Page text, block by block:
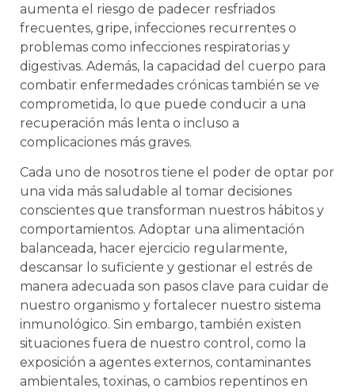
aumenta el riesgo de padecer resfriados
frecuentes, gripe, infecciones recurrentes o
problemas como infecciones respiratorias y
digestivas. Además, la capacidad del cuerpo para
combatir enfermedades crónicas también se ve
comprometida, lo que puede conducir a una
recuperación más lenta o incluso a
complicaciones más graves.
Cada uno de nosotros tiene el poder de optar por
una vida más saludable al tomar decisiones
conscientes que transforman nuestros hábitos y
comportamientos. Adoptar una alimentación
balanceada, hacer ejercicio regularmente,
descansar lo suficiente y gestionar el estrés de
manera adecuada son pasos clave para cuidar de
nuestro organismo y fortalecer nuestro sistema
inmunológico. Sin embargo, también existen
situaciones fuera de nuestro control, como la
exposición a agentes externos, contaminantes
ambientales, toxinas, o cambios repentinos en